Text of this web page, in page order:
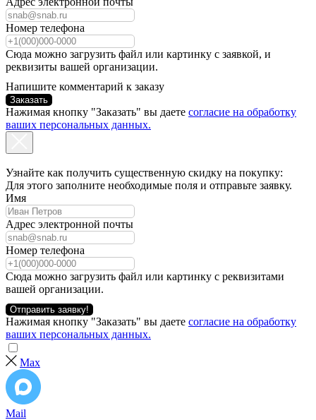
Номер телефона
Сюда можно загрузить файл или картинку с заявкой, и
реквизиты вашей организации.
Напишите комментарий к заказу
Заказать
Нажимая кнопку "Заказать" вы даете согласие на обработку
ваших персональных данных.
Узнайте как получить существенную скидку на покупку:
Для этого заполните необходимые поля и отправьте заявку.
Имя
Адрес электронной почты
Номер телефона
Сюда можно загрузить файл или картинку с реквизитами
вашей организации.
Отправить заявку!
Нажимая кнопку "Заказать" вы даете согласие на обработку
ваших персональных данных.
Max
Mail